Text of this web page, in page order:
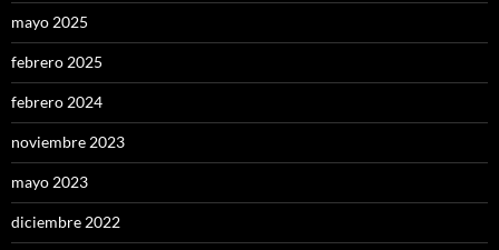
mayo 2025
febrero 2025
febrero 2024
noviembre 2023
mayo 2023
diciembre 2022